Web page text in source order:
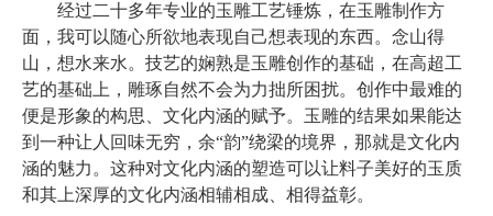
经过二十多年专业的玉雕工艺锤炼，在玉雕制作方
面，我可以随心所欲地表现自己想表现的东西。念山得
山，想水来水。技艺的娴熟是玉雕创作的基础，在高超工
艺的基础上，雕琢自然不会为力拙所困扰。创作中最难的
便是形象的构思、文化内涵的赋予。玉雕的结果如果能达
到一种让人回味无穷，余“韵”绕梁的境界，那就是文化内
涵的魅力。这种对文化内涵的塑造可以让料子美好的玉质
和其上深厚的文化内涵相辅相成、相得益彰。